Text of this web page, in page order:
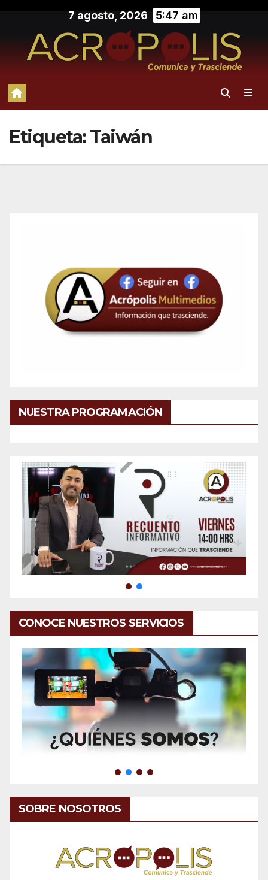
contenido
7 agosto, 2026 5:47 am
Etiqueta:Taiwán
NUESTRA PROGRAMACIÓN
CONOCE NUESTROS SERVICIOS
SOBRE NOSOTROS